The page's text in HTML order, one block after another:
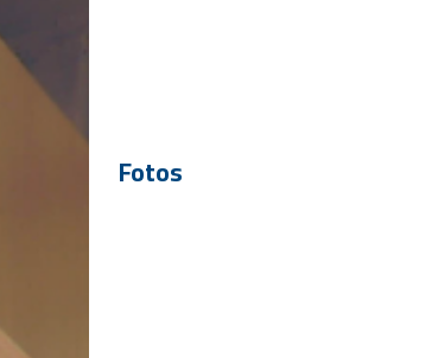
Fotos